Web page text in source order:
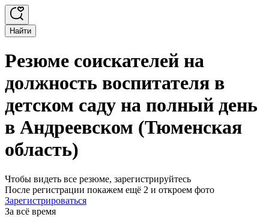
Найти
Резюме соискателей на
должность воспитателя в
детском саду на полный день
в Андреевском (Тюменская
область)
Чтобы видеть все резюме, зарегистрируйтесь
После регистрации покажем ещё 2 и откроем фото
Зарегистрироваться
За всё время